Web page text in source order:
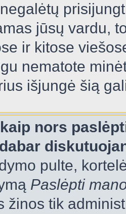
jūsų vardu,
ir kitose
nematote
išjungė šią
nors
pulte,
Paslėpti
žinos tik